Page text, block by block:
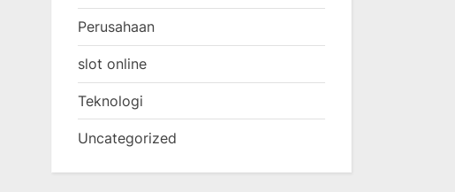
Perusahaan
slot online
Teknologi
Uncategorized